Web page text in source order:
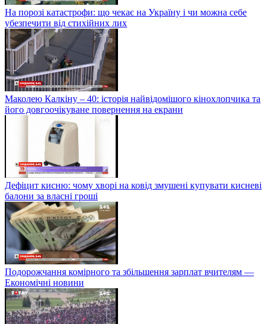
На порозі катастрофи: що чекає на Україну і чи можна себе
убезпечити від стихійних лих
Маколею Калкіну – 40: історія найвідомішого кінохлопчика та
його довгоочікуване повернення на екрани
Дефіцит кисню: чому хворі на ковід змушені купувати кисневі
балони за власні гроші
Подорожчання комірного та збільшення зарплат вчителям —
Економічні новини